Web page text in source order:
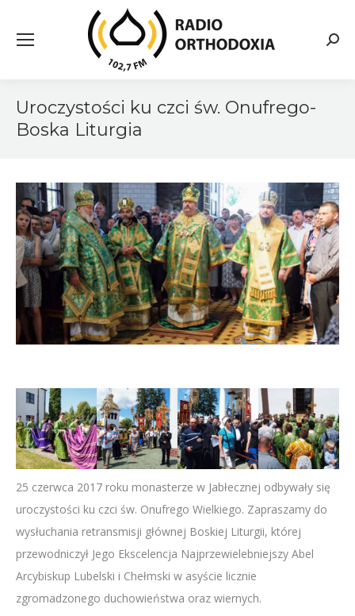
Uroczystości ku czci św. Onufrego-
Boska Liturgia
25 czerwca 2017 roku monasterze w Jabłecznej odbywały się
uroczystości ku czci św. Onufrego Wielkiego. Zapraszamy do
wysłuchania retransmisji głównej Boskiej Liturgii, której
przewodniczył Jego Ekscelencja Najprzewielebniejszy Abel
Arcybiskup Lubelski i Chełmski w asyście licznie
zgromadzonego duchowieństwa oraz wiernych.